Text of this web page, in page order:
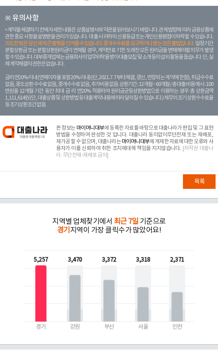
※ 유의사항
계약을 체결하기 전에 자세한 내용은 상품설명서와 약관을 읽어보시기 바랍니다. 관계 법령에 따라 금융상품에
관한 중요 사항을 설명받을 권리가 있습니다. 대 출 시 귀하의 신용등급 또는 개인신용평점이 하락할 수 있습니다.
과도한 빚은 당신 에게 큰 불행을 안겨줄 수 있습니다. 중개수수료를 요구하거나 받는 것은 불법입니다. 일정 기간
분할상환금 또는 분할상환원리금이 연체될 경우, 계약만료 기한 도래전 모든 원리금을 변제해야할 의무가 발생
할 수 있습니다. 대부중개업체는 금융회사의 업무위탁을 받아 대출모집 및 소개 등의 섭외 활동을 돕습니다. 단, 실
제 계약체결의 권한은 없습니다.
금리 연20% 이내 (연체이자율 포함 20% 이내) (단, 2021. 7. 7부터 체결, 갱신, 연장되는 계 약에 한함), 취급수수료
없음, 중도상환 수수료 없음, 중개수수료 없음, 추가비용 없음. 상환기간 : 12개월 ~ 60개월 / 총 대출 비용 예시 : 100
만원을 12개월 기간 동안 최대 금 리 연20% 적용하여 원리금균등상환방법으로 이용하는 경우 총 상환금액
1,111,614원 (단, 대출상품 및 상환방법 등 대출계약 내용에 따라 달라질 수 있습니다.) 채무의 조기 상환수수료율
등 조기상환조건 없음.
본 정보는 마이머니대부에 등록한 자료를 바탕으로 대출나라가 편집 및 그 표현
방법을 수정하여 완성한 것 입니다. 대출나라 동의없이무단전재 또는 재배포,
재가공 할 수 없으며, 대출나라는마이머니대부에 게재한 자료에 대한 오류와 사
용자가 이를 신뢰하여 취한 조치에대해 책임을 지지않습니다. [저작권 대출나
라. 무단전재-재배포 금지]
목록
지역별 업체찾기에서 최근 7일 기준으로
경기 지역이 가장 클릭수가 많았어요!
5,257
경기
3,470
강원
3,372
부산
3,318
서울
2,371
인천